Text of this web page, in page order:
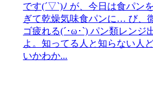
です(´▽`)ﾉ が、今日は食パン
ぎて乾燥気味食パンに… び、
ゴ疲れる(´･ω･`) パン類レンジ
よ。知ってる人と知らない人
いかわか...